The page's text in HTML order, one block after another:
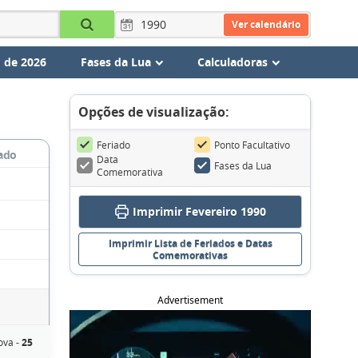
Ver calendário
2026 Fases da Lua Calculadoras
-25
Opções de visualização:
Feriado
Ponto Facultativo
Data
Comemorativa
Fases da Lua
Imprimir Fevereiro 1990
Imprimir Lista de Feriados e Datas
Comemorativas
Advertisement